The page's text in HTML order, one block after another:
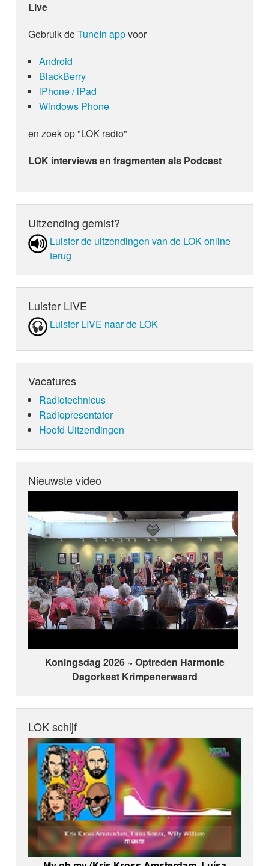
Live
Gebruik deTuneIn appvoor
Android
BlackBerry
iPhone / iPad
Windows Phone
en zoek op "LOK radio"
LOK interviews en fragmenten als Podcast
Uitzending gemist?
Luister de uit­zen­din­gen van de LOK online
terug
Luister LIVE
Luister LIVE naar de LOK
Vacatures
Radiotechnicus
Radiopresentator
Hoofd Uitzendingen
Nieuwste video
Koningsdag 2026 ~ Optreden Harmonie
Dagorkest Krimpenerwaard
LOK schijf